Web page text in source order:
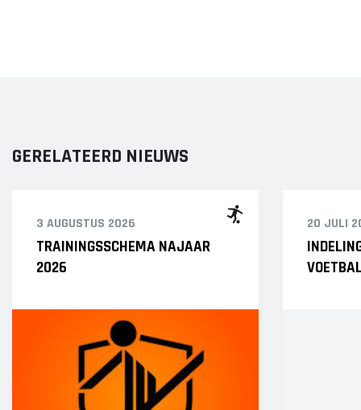
GERELATEERD NIEUWS
3 AUGUSTUS 2026
TRAININGSSCHEMA NAJAAR
2026
20 JULI